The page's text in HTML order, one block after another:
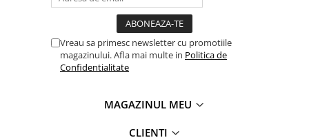
Vreau sa primesc newsletter cu promotiile
magazinului. Afla mai multe in Politica de
Confidentialitate
MAGAZINUL MEU
CLIENTI